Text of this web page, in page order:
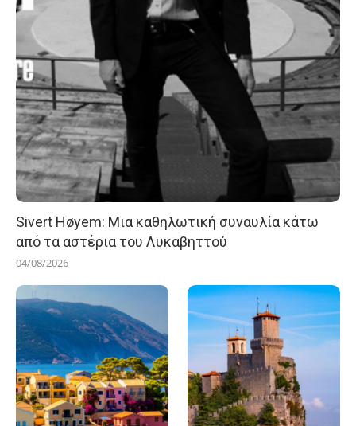
Sivert Høyem: Μια καθηλωτική συναυλία κάτω
από τα αστέρια του Λυκαβηττού
04/08/2026